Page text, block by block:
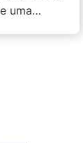
uma…